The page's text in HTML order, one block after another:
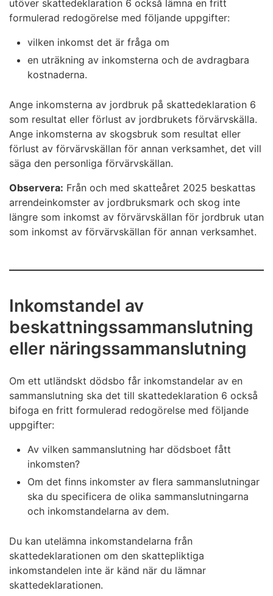
utöver skattedeklaration 6 också lämna en fritt
formulerad redogörelse med följande uppgifter:
vilken inkomst det är fråga om
en uträkning av inkomsterna och de avdragbara
kostnaderna.
Ange inkomsterna av jordbruk på skattedeklaration 6
som resultat eller förlust av jordbrukets förvärvskälla.
Ange inkomsterna av skogsbruk som resultat eller
förlust av förvärvskällan för annan verksamhet, det vill
säga den personliga förvärvskällan.
Observera: Från och med skatteåret 2025 beskattas
arrendeinkomster av jordbruksmark och skog inte
längre som inkomst av förvärvskällan för jordbruk utan
som inkomst av förvärvskällan för annan verksamhet.
Inkomstandel av
beskattningssammanslutning
eller näringssammanslutning
Om ett utländskt dödsbo får inkomstandelar av en
sammanslutning ska det till skattedeklaration 6 också
bifoga en fritt formulerad redogörelse med följande
uppgifter:
Av vilken sammanslutning har dödsboet fått
inkomsten?
Om det finns inkomster av flera sammanslutningar
ska du specificera de olika sammanslutningarna
och inkomstandelarna av dem.
Du kan utelämna inkomstandelarna från
skattedeklarationen om den skattepliktiga
inkomstandelen inte är känd när du lämnar
skattedeklarationen.